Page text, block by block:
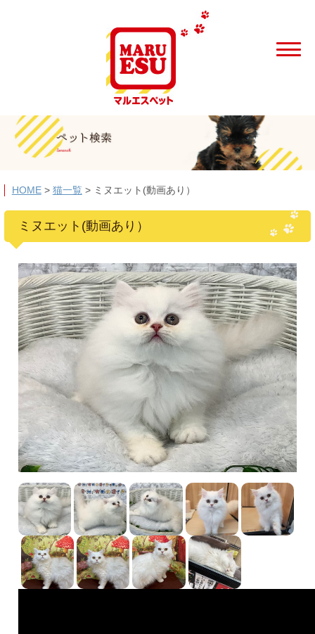
HOME> 猫一覧 > ミヌエット(動画あり）
ミヌエット(動画あり）